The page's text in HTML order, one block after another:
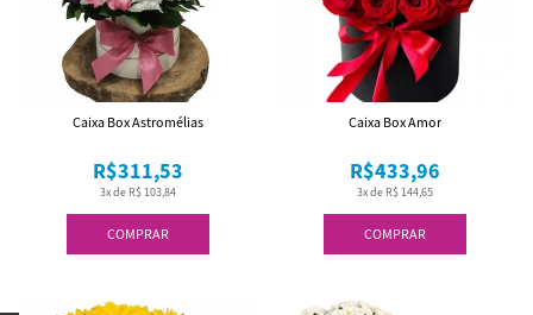
COMPRAR
3x de R$ 103,84
R$311,53
Caixa Box Astromélias
COMPRAR
3x de R$ 144,65
R$433,96
Caixa Box Amor